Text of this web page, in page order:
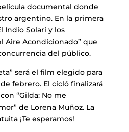
documental donde
argentino. En la primera
Indio Solari y los
Aire Acondicionado” que
del público.
será el film elegido para
febrero. El cicló finalizará
“Gilda: No me
de Lorena Muñoz. La
¡Te esperamos!